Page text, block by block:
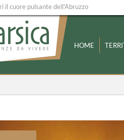
il cuore pulsante dell'Abruzzo
HOME